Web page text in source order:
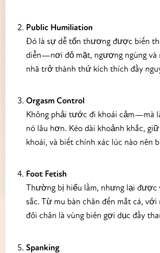
Public Humiliation
Đó là sự dễ tổn thương được biến
diễn—nơi đỏ mặt, ngượng ngùng và
nhã trở thành thứ kích thích đầy
Orgasm Control
Không phải tước đi khoái cảm—mà
nó lâu hơn. Kéo dài khoảnh khắc,
khoái, và biết chính xác lúc nào nên
Foot Fetish
Thường bị hiểu lầm, nhưng lại được
sắc. Từ mu bàn chân đến mắt cá,
đôi chân là vùng biên gợi dục đầy
Spanking